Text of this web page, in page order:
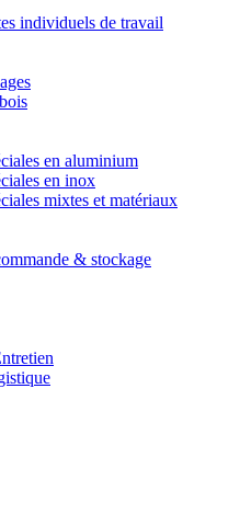
individuels de travail
en aluminium
en inox
mixtes et matériaux
& stockage